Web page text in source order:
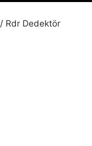
/ Rdr Dedektör